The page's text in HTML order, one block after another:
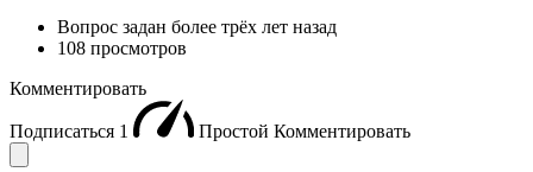
Вопрос задан более трёх лет назад
108 просмотров
Комментировать
Подписаться 1 Простой Комментировать